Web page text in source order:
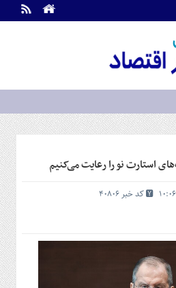
استارت نو را رعایت می‌کنیم
کد خبر 40806